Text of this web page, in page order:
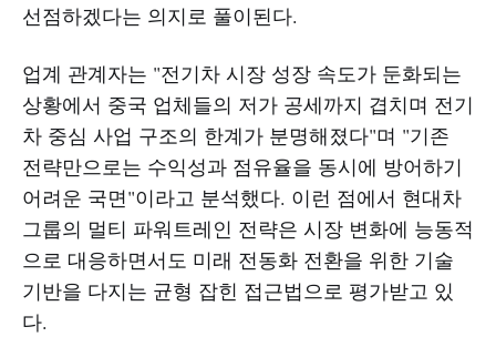
선점하겠다는 의지로 풀이된다.
업계 관계자는 "전기차 시장 성장 속도가 둔화되는
상황에서 중국 업체들의 저가 공세까지 겹치며 전기
차 중심 사업 구조의 한계가 분명해졌다"며 "기존
전략만으로는 수익성과 점유율을 동시에 방어하기
어려운 국면"이라고 분석했다. 이런 점에서 현대차
그룹의 멀티 파워트레인 전략은 시장 변화에 능동적
으로 대응하면서도 미래 전동화 전환을 위한 기술
기반을 다지는 균형 잡힌 접근법으로 평가받고 있
다.